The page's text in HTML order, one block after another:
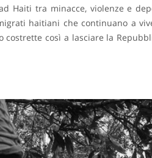
Haiti tra minacce, violenze e
haitiani che continuano a
così a lasciare la